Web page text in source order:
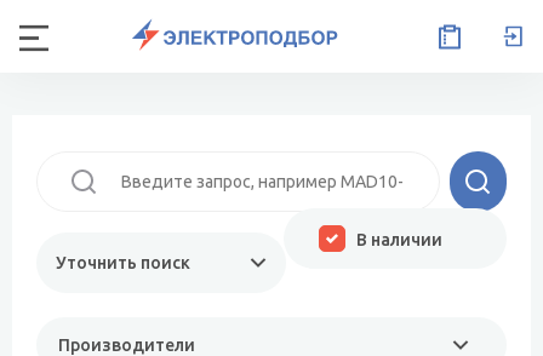
Уточнить поиск
Производители
В наличии